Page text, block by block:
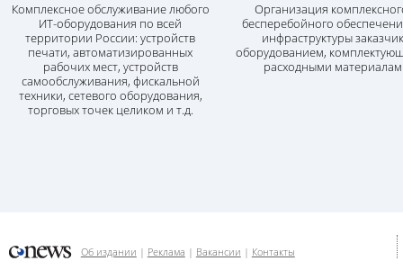
Комплексное обслуживание любого
ИТ-оборудования по всей
территории России: устройств
печати, автоматизированных
рабочих мест, устройств
самообслуживания, фискальной
техники, сетевого оборудования,
торговых точек целиком и т.д.
Организация
бесперебойного
инфраструктуры
оборудованием,
расходными
Об издании Реклама Вакансии Контакты